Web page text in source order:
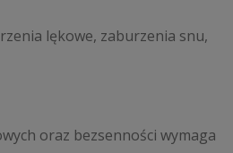
lękowe, zaburzenia snu,
oraz bezsenności wymaga